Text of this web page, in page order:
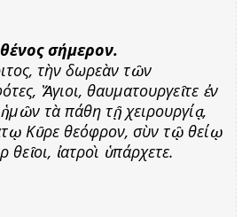
σήμερον.
τὴν δωρεὰν τῶν
Ἅγιοι, θαυματουργεῖτε ἐν
τὰ πάθη τῇ χειρουργίᾳ,
Κῦρε θεόφρον, σὺν τῷ θείῳ
θεῖοι, ἰατροὶ ὑπάρχετε.